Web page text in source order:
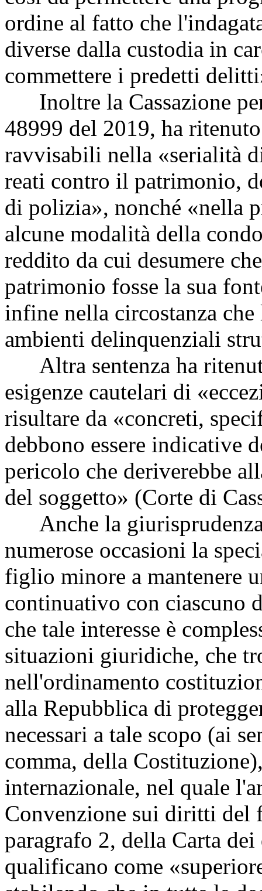
ordine al fatto che
diverse dalla custodia in
commettere i predetti
Inoltre la Cassazione
48999 del 2019, ha
ravvisabili nella «serialità
reati contro il patrimonio,
di polizia», nonché «nella
alcune modalità della
reddito da cui desumere
patrimonio fosse la sua
infine nella circostanza
ambienti delinquenziali
Altra sentenza ha
esigenze cautelari di
risultare da «concreti,
debbono essere indicative
pericolo che deriverebbe
del soggetto» (Corte di
Anche la
numerose occasioni la
figlio minore a mantenere
continuativo con ciascuno
che tale interesse è
situazioni giuridiche, che
nell'ordinamento
alla Repubblica di
necessari a tale scopo (ai
comma, della
internazionale, nel quale
Convenzione sui diritti del
paragrafo 2, della Carta
qualificano come